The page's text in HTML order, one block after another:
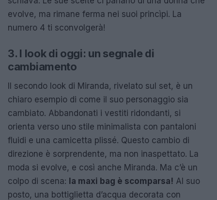
evolve, ma rimane ferma nei suoi princìpi. La
numero 4 ti sconvolgerà!
3. I look di oggi: un segnale di
cambiamento
Il secondo look di Miranda, rivelato sul set, è un
chiaro esempio di come il suo personaggio sia
cambiato. Abbandonati i vestiti ridondanti, si
orienta verso uno stile minimalista con pantaloni
fluidi e una camicetta plissé. Questo cambio di
direzione è sorprendente, ma non inaspettato. La
moda si evolve, e così anche Miranda. Ma c’è un
colpo di scena: la maxi bag è scomparsa! Al suo
posto, una bottiglietta d’acqua decorata con